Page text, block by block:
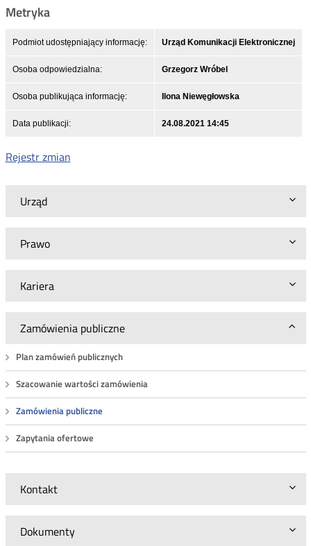
Urząd
Prawo
Kariera
Zamówienia publiczne
Plan zamówień publicznych
Szacowanie wartości zamówienia
Zamówienia publiczne
Zapytania ofertowe
Kontakt
Dokumenty
Metryka
Podmiot udostępniający informację: Urząd Komunikacji Elektronicznej
Osoba odpowiedzialna: Grzegorz Wróbel
Osoba publikująca informację: Ilona Niewęgłowska
Data publikacji: 24.08.2021 14:45
Rejestr zmian